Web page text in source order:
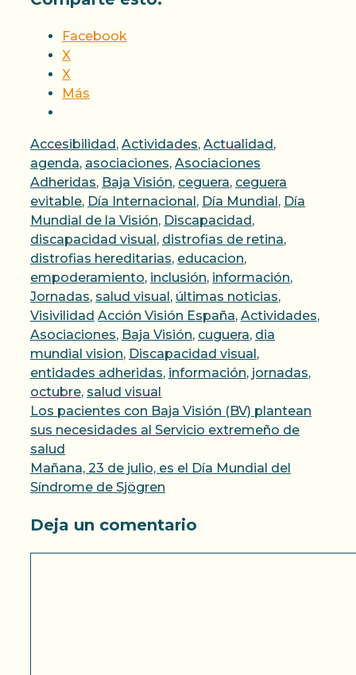
Facebook
X
X
Más
Categorías
Accesibilidad, Actividades, Actualidad,
agenda, asociaciones, Asociaciones
Adheridas, Baja Visión, ceguera, ceguera
evitable, Día Internacional, Día Mundial, Día
Mundial de la Visión, Discapacidad,
discapacidad visual, distrofias de retina,
distrofias hereditarias, educacion,
empoderamiento, inclusión, información,
Jornadas, salud visual, últimas noticias,
Visivilidad Etiquetas
Acción Visión España, Actividades,
Asociaciones, Baja Visión, cuguera, dia
mundial vision, Discapacidad visual,
entidades adheridas, información, jornadas,
octubre, salud visual
Los pacientes con Baja Visión (BV) plantean
sus necesidades al Servicio extremeño de
salud
Mañana, 23 de julio, es el Día Mundial del
Síndrome de Sjögren
Deja un comentario